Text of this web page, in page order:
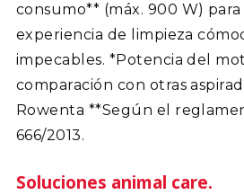
consumo** (máx. 900 W)
experiencia de limpieza
impecables. *Potencia del
comparación con otras
Rowenta **Según el
666/2013.
Soluciones animal care.